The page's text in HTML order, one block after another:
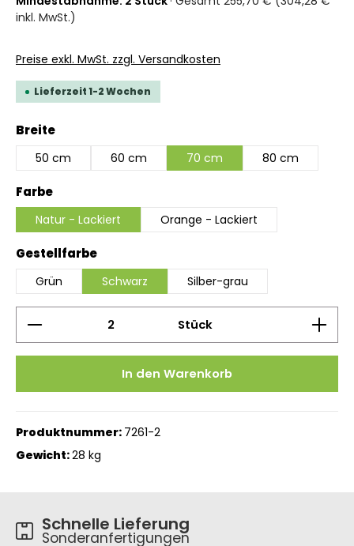
inkl. MwSt.)
Preise exkl. MwSt. zzgl. Versandkosten
Lieferzeit 1-2 Wochen
Breiteauswählen
50 cm 60 cm 70 cm 80 cm
Farbeauswählen
Natur - Lackiert Orange - Lackiert
Gestellfarbeauswählen
Grün Schwarz Silber-grau
Produkt Anzahl: Gib den gewünschten Wert
Stück
In den Warenkorb
Produktnummer: 7261-2
Gewicht:28 kg
Schnelle Lieferung
Sonderanfertigungen